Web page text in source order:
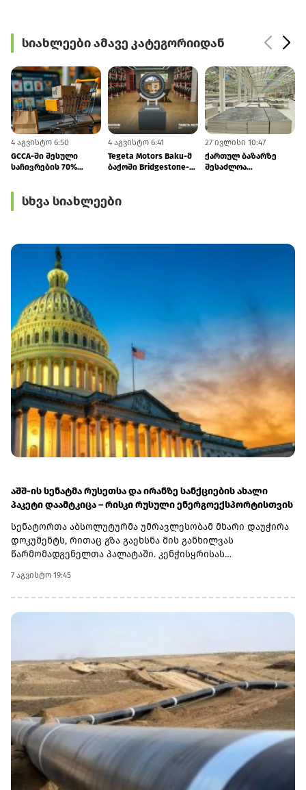
სიახლეები ამავე კატეგორიიდან
4 აგვისტო 6:50
GCCA-ში შესული
საჩივრების 70%
4 აგვისტო 6:41
Tegeta Motors Baku-მ
ბაქოში Bridgestone-
27 ივლისი 10:47
ქართულ ბაზარზე
შესაძლოა
სხვა სიახლეები
აშშ-ის სენატმა რუსეთსა და ირანზე სანქციების ახალი
პაკეტი დაამტკიცა – რისკი რუსული ენერგოექსპორტისთვის
სენატორთა აბსოლუტურმა უმრავლესობამ მხარი დაუჭირა
დოკუმენტს, რითაც გზა გაეხსნა მის განხილვას
წარმომადგენელთა პალატაში. კენჭისყრისას
წინააღმდეგ კანონპროექტზე, სახელწოდებით „ლინდსი ო.
გრემის 2026 წლის სანქციების აქტი რუსეთისა და ირანის
აშშ-ის პრეზიდენტმა დონალდ ტრამპმა უნდა მოაწეროს
ხელი. უცნობია, როდის განიხილავს კანონპროექტს
პალატა.კანონპროექტის ინიციატორად დასახელებულია
სენატორი ლინდსი გრემი, რომელიც 2026 წლის 11 ივლისს
გარდაიცვალა. „ეს კანონი პუტინს მტკივნეულ ადგილზე
ურტყამს“, - განაცხადა მისმა დამ დარლინ გრემ ნორდონმა,
რომელმაც სენატში მისი ადგილი დაიკავა.„დღეს ზელენსკი
ამას უკრაინიდან აკვირდება, ხოლო პუტინი - მოსკოვიდან“,
- განაცხადა სენატორმა რიჩარდ ბლუმენთალმა,
დემოკრატმა კონექტიკუტის შტატიდან, რომელიც სამხრეთ
კაროლინას აწგანსვენებულ სენატორ ლინდსი გრემთან
7 აგვისტო 19:45